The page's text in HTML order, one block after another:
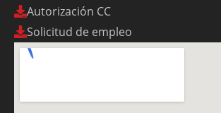
Autorización CC
Solicitud de empleo